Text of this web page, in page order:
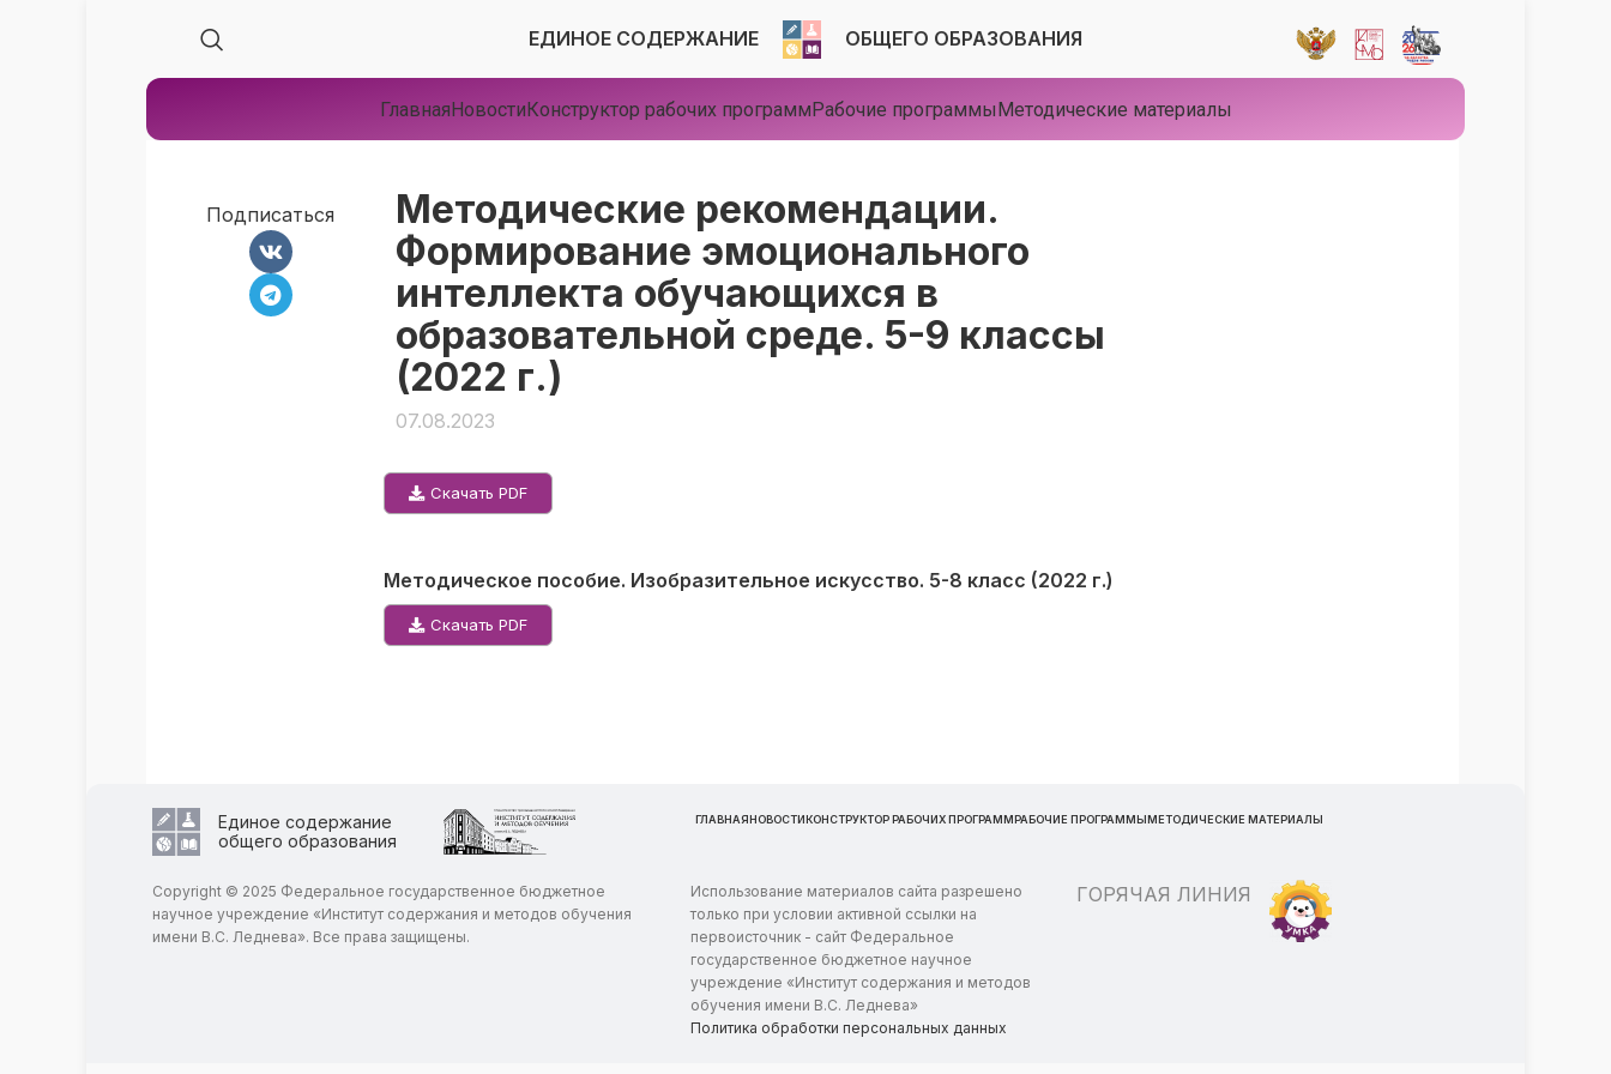
ЕДИНОЕ СОДЕРЖАНИЕ ОБЩЕГО ОБРАЗОВАНИЯ
ГлавнаяНовостиКонструктор рабочих программРабочие программыМетодические материалы
Методические рекомендации.
Формирование эмоционального
интеллекта обучающихся в
образовательной среде. 5-9 классы
(2022 г.)
07.08.2023
Скачать PDF
Методическое пособие. Изобразительное искусство. 5-8 класс (2022 г.)
Скачать PDF
Подписаться
Единое содержание
общего образования
ГЛАВНАЯНОВОСТИКОНСТРУКТОР РАБОЧИХ ПРОГРАММРАБОЧИЕ ПРОГРАММЫМЕТОДИЧЕСКИЕ МАТЕРИАЛЫ
Copyright © 2025 Федеральное государственное бюджетное
научное учреждение «Институт содержания и методов обучения
имени В.С. Леднева». Все права защищены.
Использование материалов сайта разрешено
только при условии активной ссылки на
первоисточник - сайт Федеральное
государственное бюджетное научное
учреждение «Институт содержания и методов
обучения имени В.С. Леднева»
Политика обработки персональных данных
ГОРЯЧАЯ ЛИНИЯ